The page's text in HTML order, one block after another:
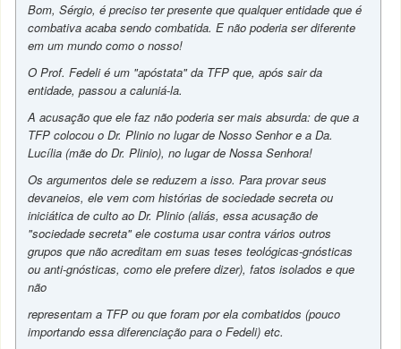
Bom, Sérgio, é preciso ter presente que qualquer entidade que é
combativa acaba sendo combatida. E não poderia ser diferente
em um mundo como o nosso!
O Prof. Fedeli é um "apóstata" da TFP que, após sair da
entidade, passou a caluniá-la.
A acusação que ele faz não poderia ser mais absurda: de que a
TFP colocou o Dr. Plinio no lugar de Nosso Senhor e a Da.
Lucília (mãe do Dr. Plinio), no lugar de Nossa Senhora!
Os argumentos dele se reduzem a isso. Para provar seus
devaneios, ele vem com histórias de sociedade secreta ou
iniciática de culto ao Dr. Plinio (aliás, essa acusação de
"sociedade secreta" ele costuma usar contra vários outros
grupos que não acreditam em suas teses teológicas-gnósticas
ou anti-gnósticas, como ele prefere dizer), fatos isolados e que
não
representam a TFP ou que foram por ela combatidos (pouco
importando essa diferenciação para o Fedeli) etc.